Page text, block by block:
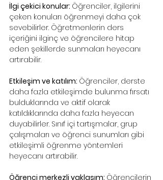
İlgi çekici konular: Öğrenciler, ilgilerini
çeken konuları öğrenmeyi daha çok
sevebilirler. Öğretmenlerin ders
içeriğini ilginç ve öğrencilere hitap
eden şekillerde sunmaları heyecanı
artırabilir.
Etkileşim ve katılım: Öğrenciler, derste
daha fazla etkileşimde bulunma fırsatı
bulduklarında ve aktif olarak
katıldıklarında daha fazla heyecan
duyabilirler. Sınıf içi tartışmalar, grup
çalışmaları ve öğrenci sunumları gibi
etkileşimli öğrenme yöntemleri
heyecanı artırabilir.
Öğrenci merkezli yaklaşım: Öğrencilerin